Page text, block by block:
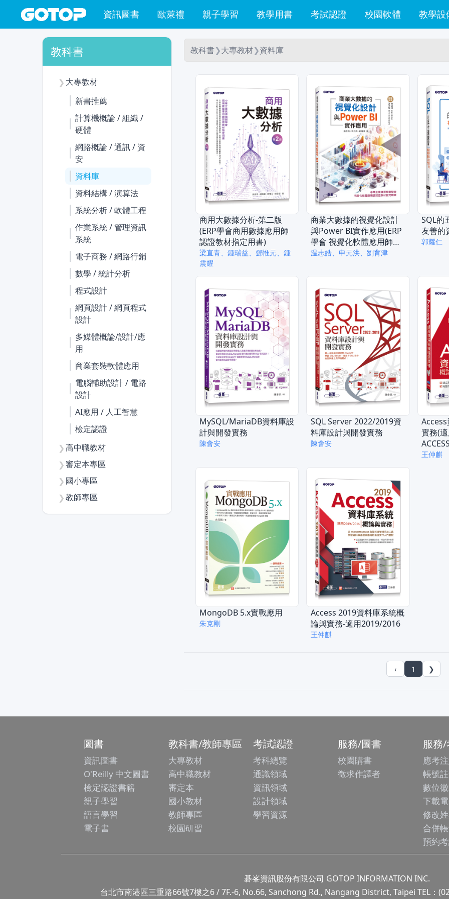
資訊圖書 歐萊禮 親子學習 教學用書 考試認證 校園軟體 教學設
教科書
❯ 大專教材
新書推薦
計算機概論 / 組織 /
硬體
網路概論 / 通訊 / 資
安
資料庫
資料結構 / 演算法
系統分析 / 軟體工程
作業系統 / 管理資訊
系統
電子商務 / 網路行銷
數學 / 統計分析
程式設計
網頁設計 / 網頁程式
設計
多媒體概論/設計/應
用
商業套裝軟體應用
電腦輔助設計 / 電路
設計
AI應用 / 人工智慧
檢定認證
❯高中職教材
❯審定本專區
❯ 國小專區
❯教師專區
教科書❯大專教材❯資料庫
商用大數據分析-第二版
(ERP學會商用數據應用師
認證教材指定用書)
梁直青、鍾瑞益、鄧惟元、鍾
震耀
商業大數據的視覺化設計
與Power BI實作應用(ERP
學會 視覺化軟體應用師認
證教材指定用書)
温志皓、申元洪、劉育津
SQL的
友善的
郭耀仁
MySQL/MariaDB資料庫設
計與開發實務
陳會安
SQL Server 2022/2019資
料庫設計與開發實務
陳會安
實務(
王仲麒
MongoDB 5.x實戰應用
朱克剛
Access 2019資料庫系統概
論與實務-適用2019/2016
王仲麒
‹ 1 ❯
圖書
資訊圖書
O'Reilly 中文圖書
檢定認證書籍
親子學習
語言學習
電子書
教科書/教師專區
大專教材
高中職教材
審定本
國小教材
教師專區
校園研習
考試認證
考科總覽
通識領域
資訊領域
設計領域
學習資源
服務/圖書
校園購書
徵求作譯者
服務
應考
帳號
數位
下載
修改
合併
預約
碁峯資訊股份有限公司 GOTOP INFORMATION INC.
台北市南港區三重路66號7樓之6 / 7F.-6, No.66, Sanchong Rd., Nangang District, Taipei TEL：